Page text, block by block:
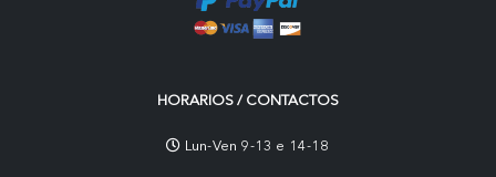
HORARIOS / CONTACTOS
Lun-Ven 9-13 e 14-18